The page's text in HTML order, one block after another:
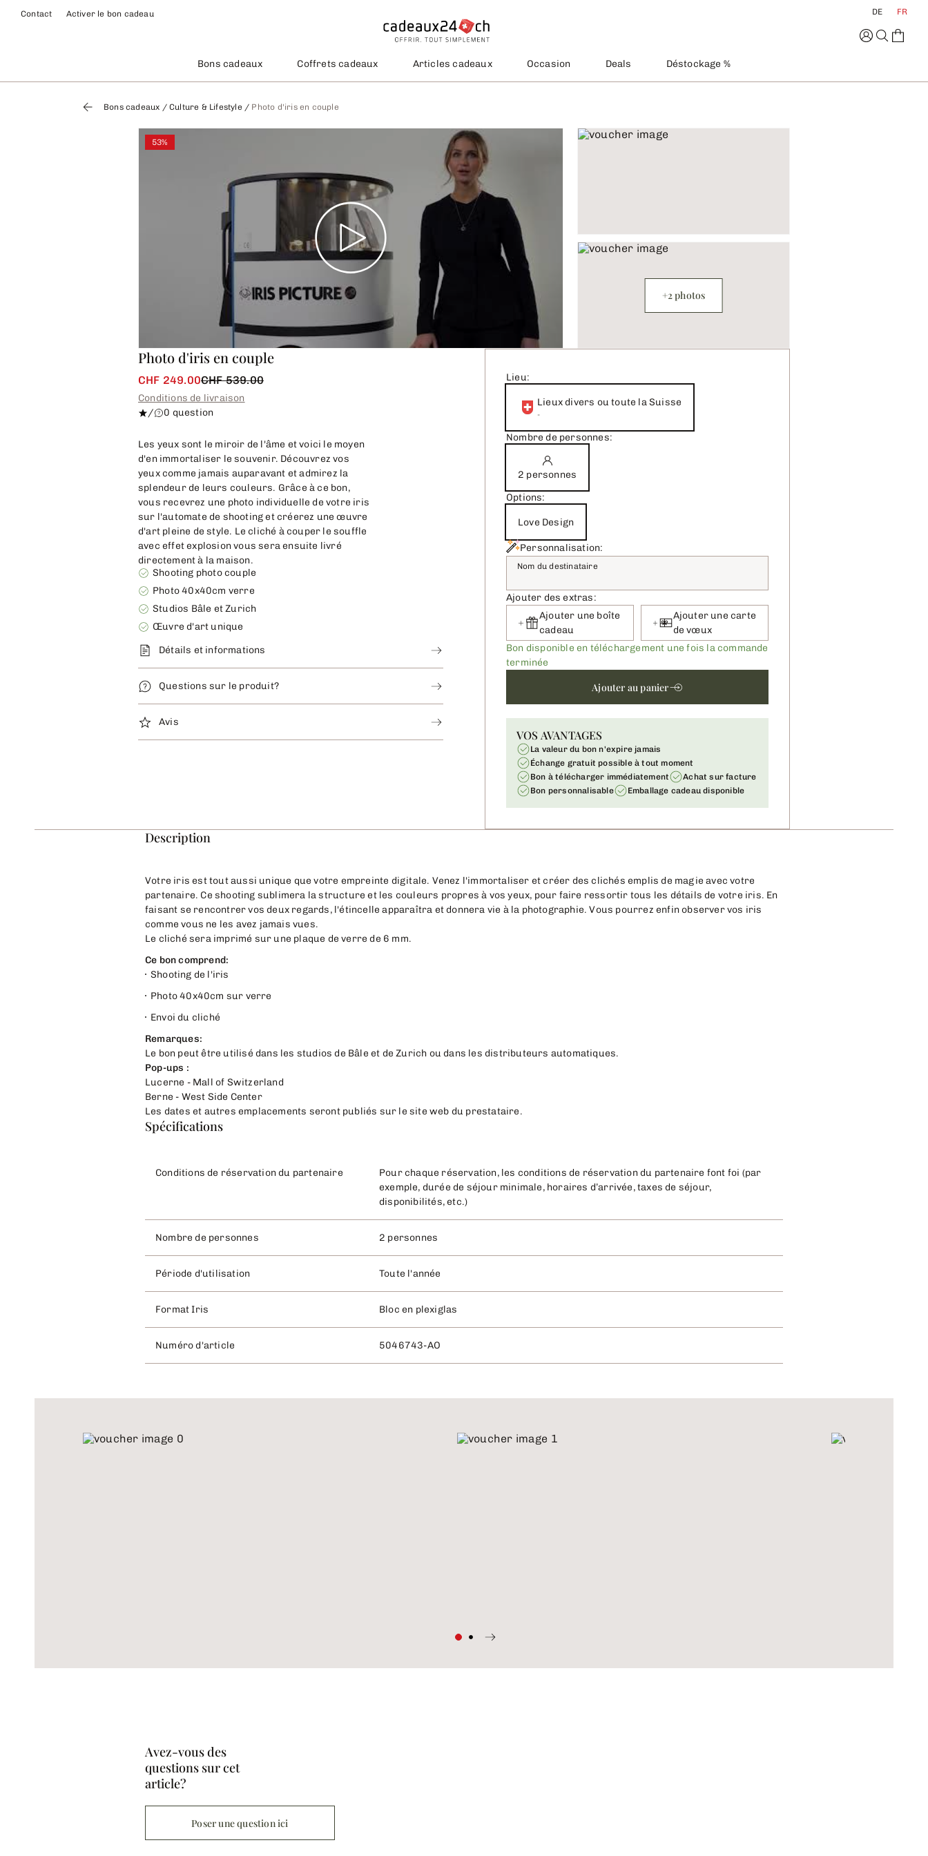
Contact Activer le bon cadeau DE FR
Bons cadeaux Coffrets cadeaux Articles cadeaux Occasion Deals Déstockage %
Bons cadeaux /Culture & Lifestyle / Photo d'iris en couple
53%
+2 photos
Photo d'iris en couple
CHF 249.00CHF 539.00
Conditions de livraison
/
0 question
Les yeux sont le miroir de l'âme et voici le moyen
d'en immortaliser le souvenir. Découvrez vos
yeux comme jamais auparavant et admirez la
splendeur de leurs couleurs. Grâce à ce bon,
vous recevrez une photo individuelle de votre iris
sur l'automate de shooting et créerez une œuvre
d'art pleine de style. Le cliché à couper le souffle
avec effet explosion vous sera ensuite livré
directement à la maison.
Shooting photo couple
Photo 40x40cm verre
Studios Bâle et Zurich
Œuvre d'art unique
Détails et informations
Questions sur le produit?
Avis
Lieu:
Lieux divers ou toute la Suisse
-
Nombre de personnes:
2 personnes
Options:
Love Design
Personnalisation:
Nom du destinataire
Ajouter des extras:
Ajouter une boîte
cadeau
Ajouter une carte
de vœux
Bon disponible en téléchargement une fois la commande
terminée
Ajouter au panier
VOS AVANTAGES
La valeur du bon n'expire jamais
Échange gratuit possible à tout moment
Bon à télécharger immédiatement
Achat sur facture
Bon personnalisable
Emballage cadeau disponible
Description
Votre iris est tout aussi unique que votre empreinte digitale. Venez l'immortaliser et créer des clichés emplis de magie avec votre
partenaire. Ce shooting sublimera la structure et les couleurs propres à vos yeux, pour faire ressortir tous les détails de votre iris. En
faisant se rencontrer vos deux regards, l'étincelle apparaîtra et donnera vie à la photographie. Vous pourrez enfin observer vos iris
comme vous ne les avez jamais vues.
Le cliché sera imprimé sur une plaque de verre de 6 mm.
Ce bon comprend:
Shooting de l'iris
Photo 40x40cm sur verre
Envoi du cliché
Remarques:
Le bon peut être utilisé dans les studios de Bâle et de Zurich ou dans les distributeurs automatiques.
Pop-ups :
Lucerne - Mall of Switzerland
Berne - West Side Center
Les dates et autres emplacements seront publiés sur le site web du prestataire.
Spécifications
Conditions de réservation du partenaire
Pour chaque réservation, les conditions de réservation du partenaire font foi (par
exemple, durée de séjour minimale, horaires d’arrivée, taxes de séjour,
disponibilités, etc.)
Nombre de personnes 2 personnes
Période d'utilisation Toute l'année
Format Iris Bloc en plexiglas
Numéro d'article 5046743-AO
Avez-vous des
questions sur cet
article?
Poser une question ici